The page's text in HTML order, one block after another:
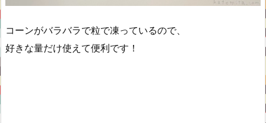
コーンがバラバラで粒で凍っているので、
好きな量だけ使えて便利です！